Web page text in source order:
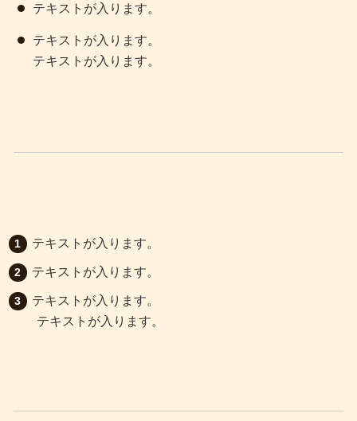
テキストが入ります。
テキストが入ります。
テキストが入ります。
テキストが入ります。
テキストが入ります。
テキストが入ります。
テキストが入ります。